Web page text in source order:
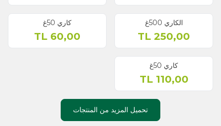
الكاري 500غ
250,00
كاري 50غ
60,00
كاري 50غ
110,00
TL
تحميل المزيد من المنتجات